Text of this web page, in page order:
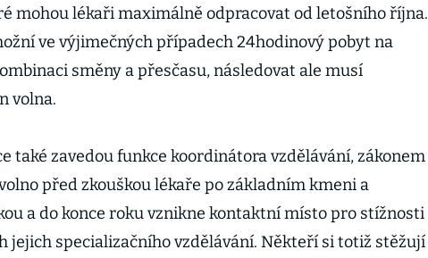
mohou lékaři maximálně odpracovat od letošního října.
ve výjimečných případech 24hodinový pobyt na
směny a přesčasu, následovat ale musí
volna.
také zavedou funkce koordinátora vzdělávání, zákonem
před zkouškou lékaře po základním kmeni a
a do konce roku vznikne kontaktní místo pro stížnosti
jejich specializačního vzdělávání. Někteří si totiž stěžují